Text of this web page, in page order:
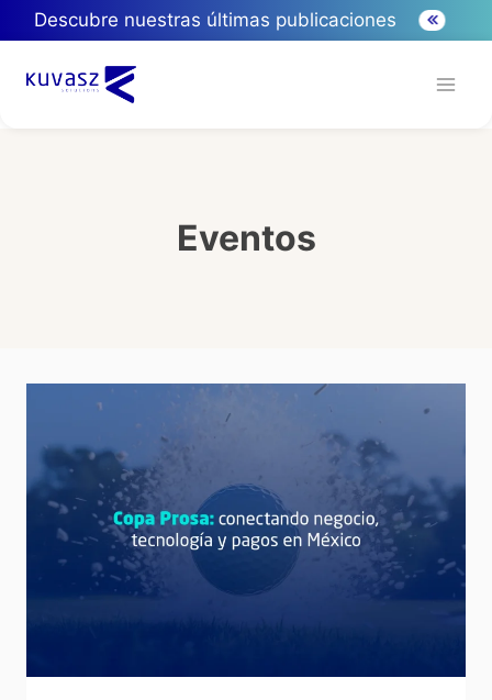
Descubre nuestras últimas publicaciones
Eventos